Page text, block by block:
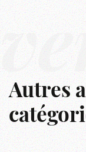
Autres